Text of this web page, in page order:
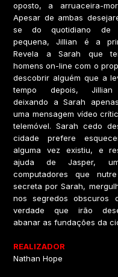
oposto, a arruaceira-
Apesar de ambas
se do quotidiano de
pequena, Jillian é a
Revela a Sarah que
homens on-line com o
descobrir alguém que a
tempo depois, Jillian
deixando a Sarah
uma mensagem vídeo
telemóvel. Sarah cedo
cidade prefere
alguma vez existiu, e
ajuda de Jasper,
computadores que
secreta por Sarah,
nos segredos obscuros
verdade que irão
abanar as fundações da
REALIZADOR
Nathan Hope